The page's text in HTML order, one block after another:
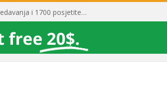
Toni Milun postao “milijarder”! Vrhunska predavanja i 1700 posjetitelja obilježili su mjesec financijske pismenosti